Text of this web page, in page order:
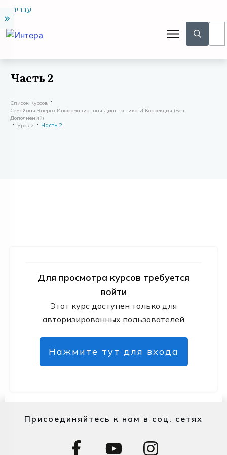
עברית
Часть 2
Список Курсов
Семейная Энерго-Информационная Диагностика И Коррекция (без
Дополнений)
Урок 2
Часть 2
Для просмотра курсов требуется
войти
Этот курс доступен только для
авторизированных пользователей
Нажмите тут для входа
Присоединяйтесь к нам в соц. сетях